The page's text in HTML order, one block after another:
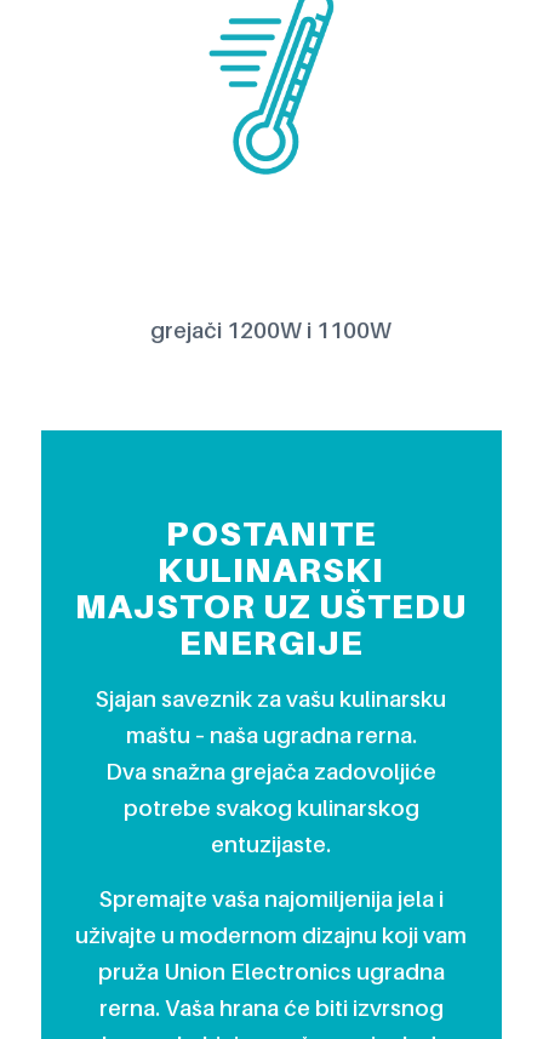
grejači 1200W i 1100W
POSTANITE
KULINARSKI
MAJSTOR UZ UŠTEDU
ENERGIJE
Sjajan saveznik za vašu kulinarsku
maštu – naša ugradna rerna.
Dva snažna grejača zadovoljiće
potrebe svakog kulinarskog
entuzijaste.
Spremajte vaša najomiljenija jela i
uživajte u modernom dizajnu koji vam
pruža Union Electronics ugradna
rerna. Vaša hrana će biti izvrsnog